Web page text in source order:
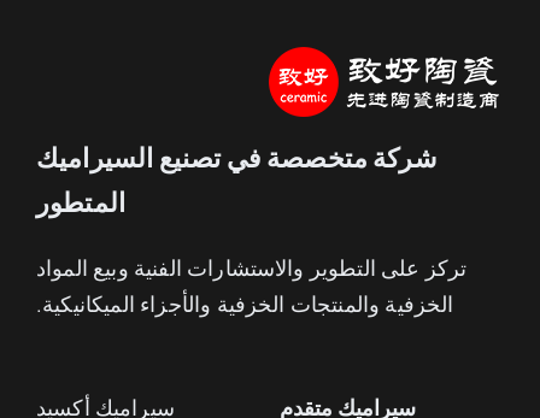
شركة متخصصة في تصنيع السيراميك
المتطور
تركز على التطوير والاستشارات الفنية وبيع المواد
الخزفية والمنتجات الخزفية والأجزاء الميكانيكية.
سيراميك متقدم
سيراميك أكسيد